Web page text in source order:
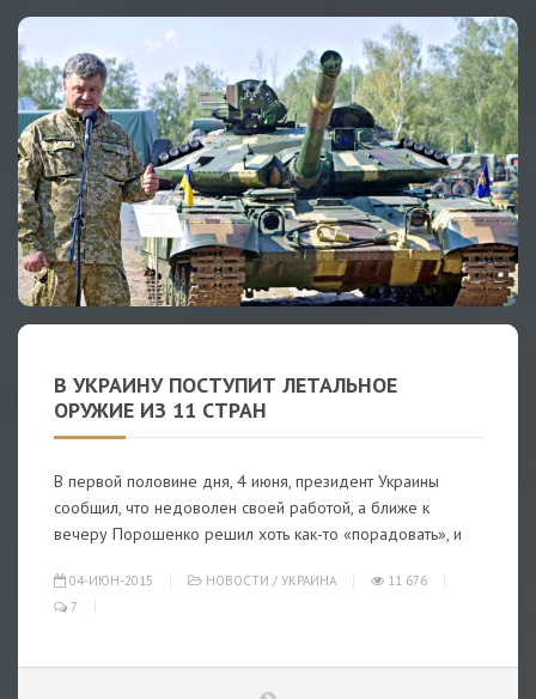
В УКРАИНУ ПОСТУПИТ ЛЕТАЛЬНОЕ
ОРУЖИЕ ИЗ 11 СТРАН
В первой половине дня, 4 июня, президент Украины
сообщил, что недоволен своей работой, а ближе к
вечеру Порошенко решил хоть как-то «порадовать», и
04-ИЮН-2015 НОВОСТИ / УКРАИНА
11 676
7